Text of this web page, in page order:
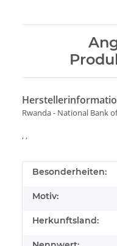
Rwanda - National Bank
, ,
Besonderheiten:
Motiv:
Herkunftsland: